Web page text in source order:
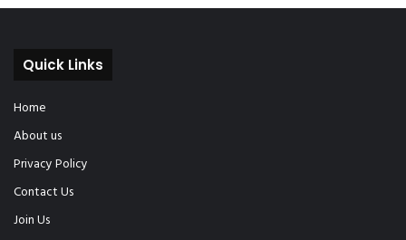
Quick Links
Home
About us
Privacy Policy
Contact Us
Join Us